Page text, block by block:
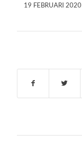
19 FEBRUARI 2020
/